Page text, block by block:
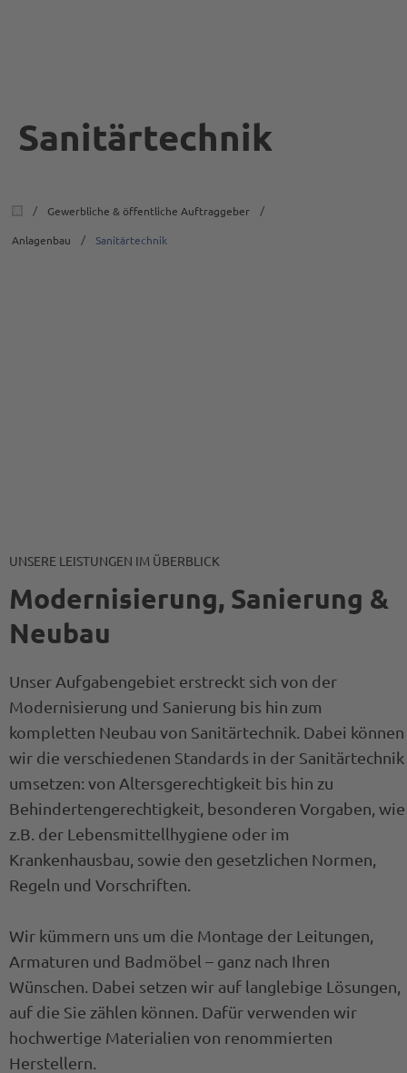
Sanitärtechnik
/ Gewerbliche & öffentliche Auftraggeber /
Anlagenbau / Sanitärtechnik
UNSERE LEISTUNGEN IM ÜBERBLICK
Modernisierung, Sanierung &
Neubau
Unser Aufgabengebiet erstreckt sich von der
Modernisierung und Sanierung bis hin zum
kompletten Neubau von Sanitärtechnik. Dabei können
wir die verschiedenen Standards in der Sanitärtechnik
umsetzen: von Altersgerechtigkeit bis hin zu
Behindertengerechtigkeit, besonderen Vorgaben, wie
z.B. der Lebensmittellhygiene oder im
Krankenhausbau, sowie den gesetzlichen Normen,
Regeln und Vorschriften.
Wir kümmern uns um die Montage der Leitungen,
Armaturen und Badmöbel – ganz nach Ihren
Wünschen. Dabei setzen wir auf langlebige Lösungen,
auf die Sie zählen können. Dafür verwenden wir
hochwertige Materialien von renommierten
Herstellern.